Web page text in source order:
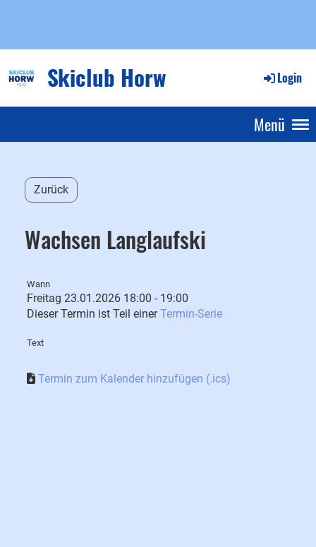
Skiclub Horw Login
Menü
Zurück
Wachsen Langlaufski
Wann
Freitag 23.01.2026 18:00 - 19:00
Dieser Termin ist Teil einerTermin-Serie
Text
Termin zum Kalender hinzufügen (.ics)